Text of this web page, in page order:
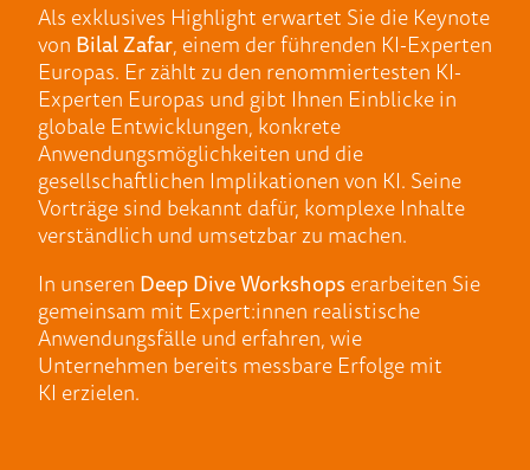
Als exklusives Highlight erwartet Sie die Keynote
von Bilal Zafar, einem der führenden KI-Experten
Europas. Er zählt zu den renommiertesten KI-
Experten Europas und gibt Ihnen Einblicke in
globale Entwicklungen, konkrete
Anwendungsmöglichkeiten und die
gesellschaftlichen Implikationen von KI. Seine
Vorträge sind bekannt dafür, komplexe Inhalte
verständlich und umsetzbar zu machen.
In unseren Deep Dive Workshops erarbeiten Sie
gemeinsam mit Expert:innen realistische
Anwendungsfälle und erfahren, wie
Unternehmen bereits messbare Erfolge mit
KI erzielen.